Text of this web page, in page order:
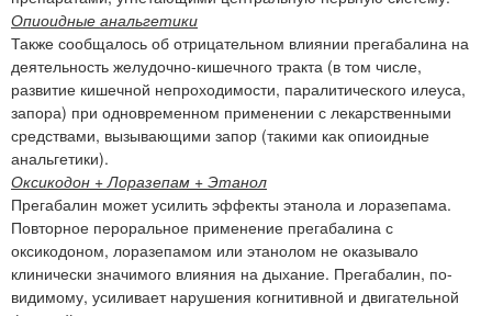
Опиоидные анальгетики
Также сообщалось об отрицательном влиянии прегабалина на
деятельность желудочно-кишечного тракта (в том числе,
развитие кишечной непроходимости, паралитического илеуса,
запора) при одновременном применении с лекарственными
средствами, вызывающими запор (такими как опиоидные
анальгетики).
Оксикодон + Лоразепам + Этанол
Прегабалин может усилить эффекты этанола и лоразепама.
Повторное пероральное применение прегабалина с
оксикодоном, лоразепамом или этанолом не оказывало
клинически значимого влияния на дыхание. Прегабалин, по-
видимому, усиливает нарушения когнитивной и двигательной